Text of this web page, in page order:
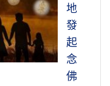
地
發
起
念
佛